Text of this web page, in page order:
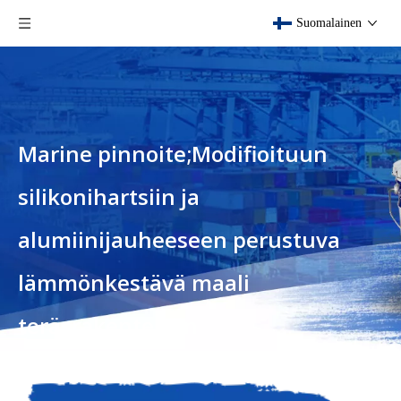
Suomalainen
Marine pinnoite;Modifioituun
silikonihartsiin ja
alumiinijauheeseen perustuva
lämmönkestävä maali
teräsrakenteisiin